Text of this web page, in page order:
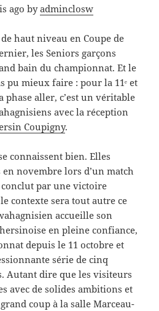
ago byadminclosw
haut niveau en Coupe de
les Seniors garçons
bain du championnat. Et le
pu mieux faire : pour la 11ᵉ et
aller, c’est un véritable
avec la réception
Coupigny.
connaissent bien. Elles
en novembre lors d’un match
par une victoire
contexte sera tout autre ce
accueille son
en pleine confiance,
depuis le 11 octobre et
série de cinq
Autant dire que les visiteurs
avec de solides ambitions et
coup à la salle Marceau-